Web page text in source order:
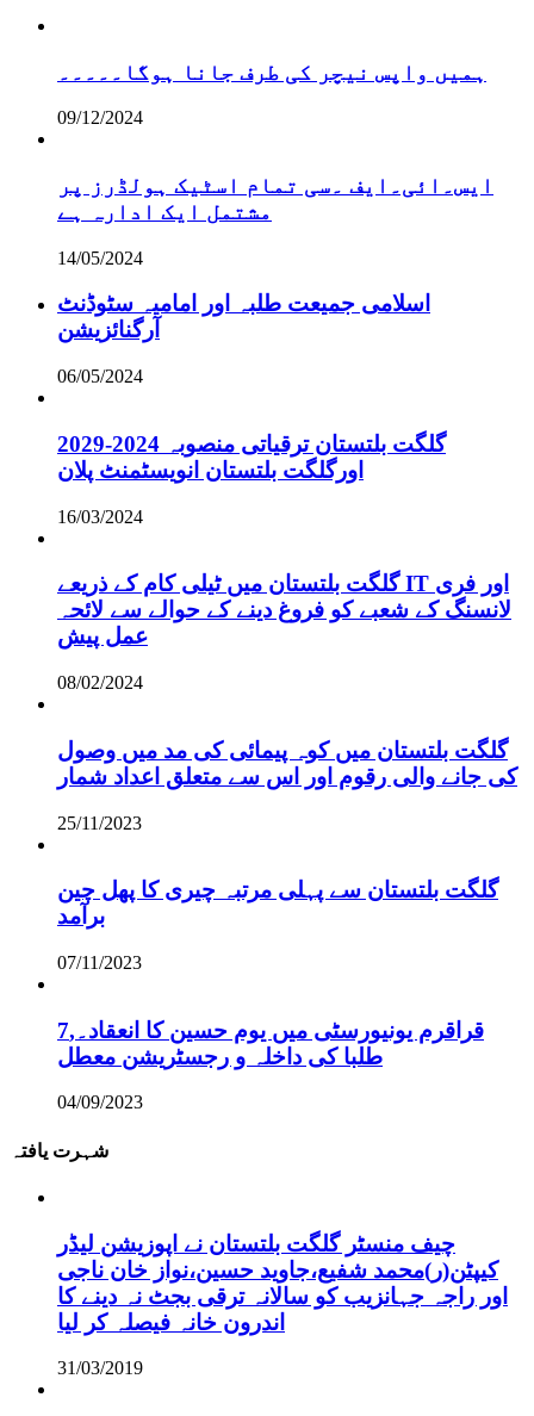
ہمیں واپس نیچر کی طرف جانا ہوگا۔۔۔۔۔
09/12/2024
ایس۔ائی۔ایف ۔سی تمام اسٹیک ہولڈرز پر
مشتمل ایک ادارہ ہے
14/05/2024
اسلامی جمیعت طلبہ اور امامیہ سٹوڈنٹ
آرگنائزیشن
06/05/2024
گلگت بلتستان ترقیاتی منصوبہ 2024-2029
اورگلگت بلتستان انویسٹمنٹ پلان
16/03/2024
گلگت بلتستان میں ٹیلی کام کے ذریعے IT اور فری
لانسنگ کے شعبے کو فروغ دینے کے حوالے سے لائحہ
عمل پیش
08/02/2024
گلگت بلتستان میں کوہ پیمائی کی مد میں وصول
کی جانے والی رقوم اور اس سے متعلق اعداد شمار
25/11/2023
گلگت بلتستان سے پہلی مرتبہ چیری کا پھل چین
برآمد
07/11/2023
قراقرم یونیورسٹی میں یوم حسین کا انعقاد۔,7
طلبا کی داخلہ و رجسٹریشن معطل
04/09/2023
شہرت یافتہ
چیف منسٹر گلگت بلتستان نے اپوزیشن لیڈر
کیپٹن(ر)محمد شفیع،جاوید حسین،نواز خان ناجی
اور راجہ جہانزیب کو سالانہ ترقی بجٹ نہ دینے کا
اندرون خانہ فیصلہ کر لیا
31/03/2019